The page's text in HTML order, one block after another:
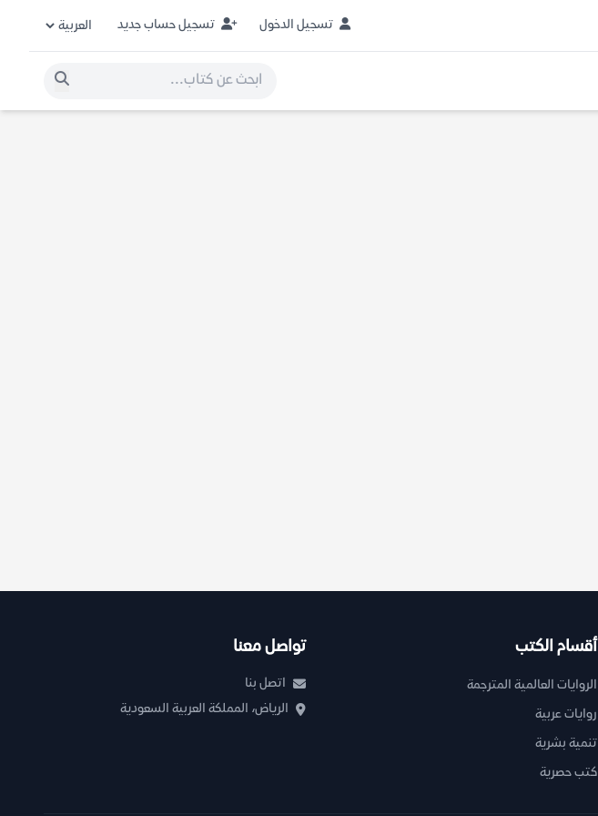
تسجيل الدخول تسجيل حساب جديد
أقسام الكتب
الروايات العالمية المترجمة
روايات عربية
تنمية بشرية
كتب حصرية
تواصل معنا
اتصل بنا
الرياض، المملكة العربية السعودية